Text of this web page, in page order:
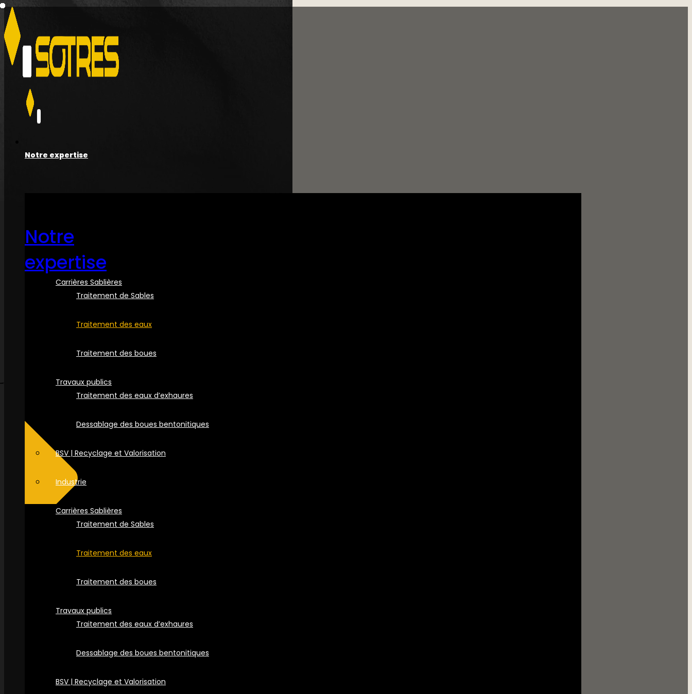
Notre expertise
Notre
expertise
Carrières Sablières
Traitement de Sables
Traitement des eaux
Traitement des boues
Travaux publics
Traitement des eaux d’exhaures
Dessablage des boues bentonitiques
BSV | Recyclage et Valorisation
Industrie
Carrières Sablières
Traitement de Sables
Traitement des eaux
Traitement des boues
Travaux publics
Traitement des eaux d’exhaures
Dessablage des boues bentonitiques
BSV | Recyclage et Valorisation